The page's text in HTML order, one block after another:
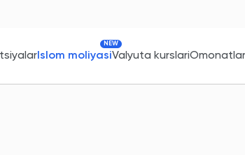
Islom moliyasi
NEW
Valyuta kurslariOmonatlar